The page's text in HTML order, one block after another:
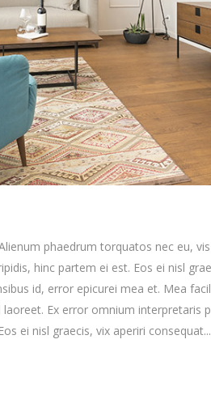
phaedrum torquatos nec eu,
hinc partem ei est. Eos ei nisl
id, error epicurei mea et. Mea
Ex error omnium interpretaris
ei nisl graecis, vix aperiri consequat...